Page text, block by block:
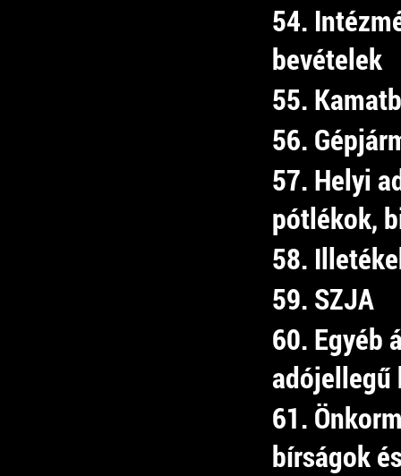
54.
bevételek
55.
56.
57. Helyi
pótlékok,
58.
59. SZJA
60. Egyéb
adójellegű
61.
bírságok